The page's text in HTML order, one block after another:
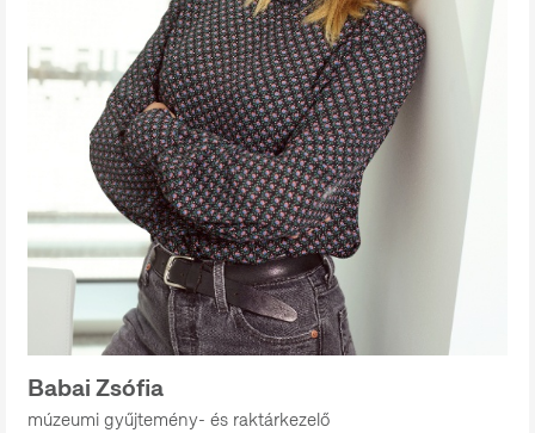
Babai Zsófia
múzeumi gyűjtemény- és raktárkezelő